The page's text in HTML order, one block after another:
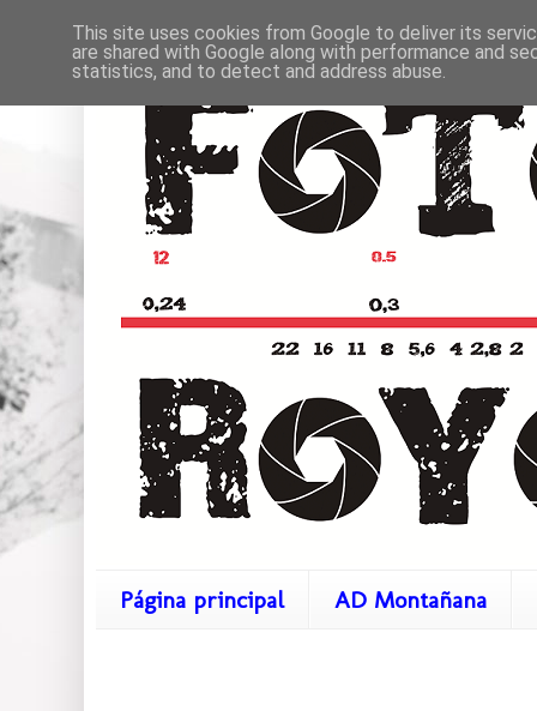
Página principal AD Montañana
This site uses cookies from Google to deliver its
are shared with Google along with performance and
statistics, and to detect and address abuse.